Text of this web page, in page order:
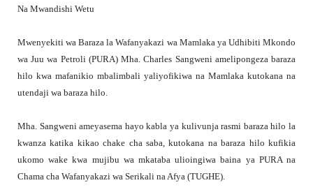
Na Mwandishi Wetu
Mwenyekiti wa Baraza la Wafanyakazi wa Mamlaka ya Udhibiti Mkondo
wa Juu wa Petroli (PURA) Mha. Charles Sangweni amelipongeza baraza
hilo kwa mafanikio mbalimbali yaliyofikiwa na Mamlaka kutokana na
utendaji wa baraza hilo.
Mha. Sangweni ameyasema hayo kabla ya kulivunja rasmi baraza hilo la
kwanza katika kikao chake cha saba, kutokana na baraza hilo kufikia
ukomo wake kwa mujibu wa mkataba ulioingiwa baina ya PURA na
Chama cha Wafanyakazi wa Serikali na Afya (TUGHE).